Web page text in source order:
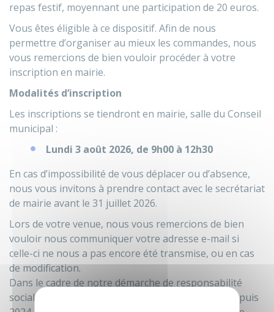
repas festif, moyennant une participation de 20 euros.
Vous êtes éligible à ce dispositif. Afin de nous
permettre d’organiser au mieux les commandes, nous
vous remercions de bien vouloir procéder à votre
inscription en mairie.
Modalités d’inscription
Les inscriptions se tiendront en mairie, salle du Conseil
municipal :
Lundi 3 août 2026, de 9h00 à 12h30
En cas d’impossibilité de vous déplacer ou d’absence,
nous vous invitons à prendre contact avec le secrétariat
de mairie avant le 31 juillet 2026.
Lors de votre venue, nous vous remercions de bien
vouloir nous communiquer votre adresse e-mail si
celle-ci ne nous a pas encore été transmise, ou en cas
de modification.
Dans le cadre de notre démarche de responsabilité
sociale et environnementale, nous privilégions, depuis